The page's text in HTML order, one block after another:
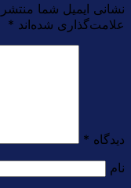
نشانی ایمیل شما
علامت‌گذاری شده‌اند *
دیدگاه *
نام